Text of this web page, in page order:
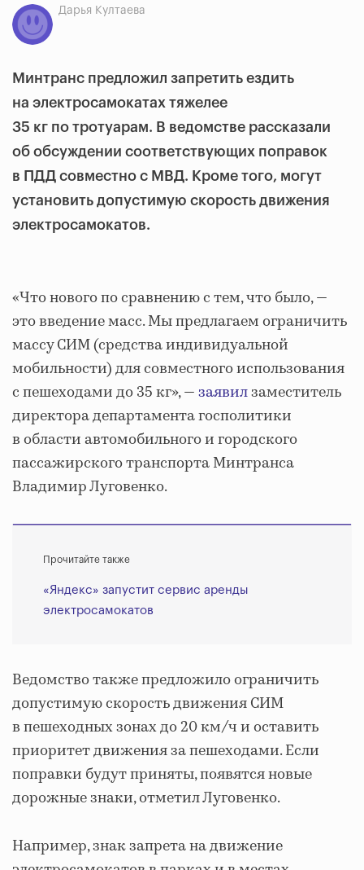
Дарья Култаева
Минтранс предложил запретить ездить
на электросамокатах тяжелее
35 кг по тротуарам. В ведомстве рассказали
об обсуждении соответствующих поправок
в ПДД совместно с МВД. Кроме того, могут
установить допустимую скорость движения
электросамокатов.
«Что нового по сравнению с тем, что было, —
это введение масс. Мы предлагаем ограничить
массу СИМ (средства индивидуальной
мобильности) для совместного использования
с пешеходами до 35 кг», —заявилзаместитель
директора департамента госполитики
в области автомобильного и городского
пассажирского транспорта Минтранса
Владимир Луговенко.
Прочитайте также
«Яндекс» запустит сервис аренды
электросамокатов
Ведомство также предложило ограничить
допустимую скорость движения СИМ
в пешеходных зонах до 20 км/ч и оставить
приоритет движения за пешеходами. Если
поправки будут приняты, появятся новые
дорожные знаки, отметил Луговенко.
Например, знак запрета на движение